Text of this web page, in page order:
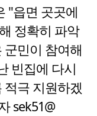
"읍면 곳곳에
정확히 파악
민이 참여해
빈집에 다시
극 지원하겠
sek51@